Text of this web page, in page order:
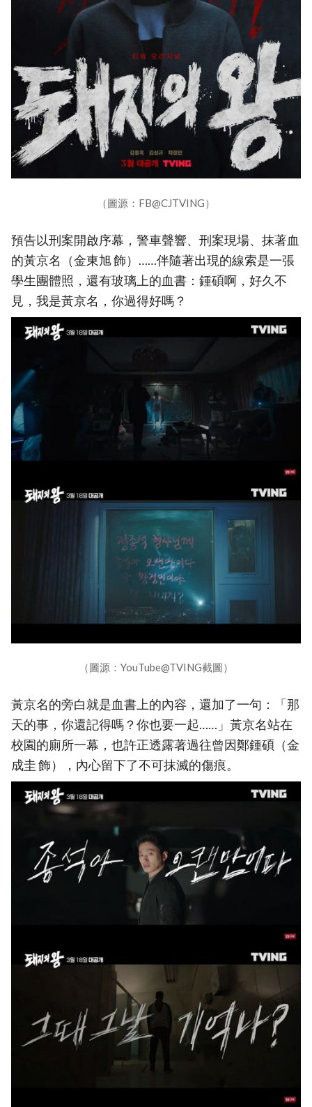
（圖源：FB@CJTVING）
預告以刑案開啟序幕，警車聲響、刑案現場、抹著血
的黃京名（金東旭 飾）……伴隨著出現的線索是一張
學生團體照，還有玻璃上的血書：鍾碩啊，好久不
見，我是黃京名，你過得好嗎？
（圖源：YouTube@TVING截圖）
黃京名的旁白就是血書上的內容，還加了一句：「那
天的事，你還記得嗎？你也要一起……」黃京名站在
校園的廁所一幕，也許正透露著過往曾因鄭鍾碩（金
成圭 飾），內心留下了不可抹滅的傷痕。